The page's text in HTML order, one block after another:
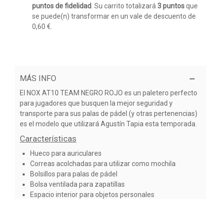
puntos de fidelidad . Su carrito totalizará 3puntosque
se puede(n) transformar en un vale de descuento de
0,60 €
MÁS INFO
El NOX AT10 TEAM NEGRO ROJO es un paletero perfecto
para jugadores que busquen la mejor seguridad y
transporte para sus palas de pádel (y otras pertenencias)
es el modelo que utilizará Agustín Tapia esta temporada.
Características
Hueco para auriculares
Correas acolchadas para utilizar como mochila
Bolsillos para palas de pádel
Bolsa ventilada para zapatillas
Espacio interior para objetos personales